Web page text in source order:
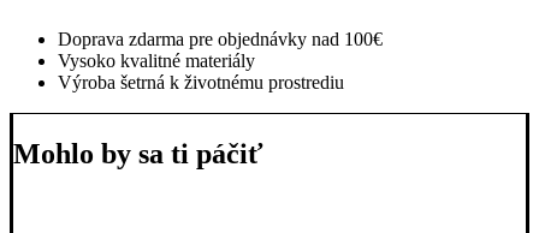
Doprava zdarma pre objednávky nad 100€
Vysoko kvalitné materiály
Výroba šetrná k životnému prostrediu
Mohlo by sa ti páčiť